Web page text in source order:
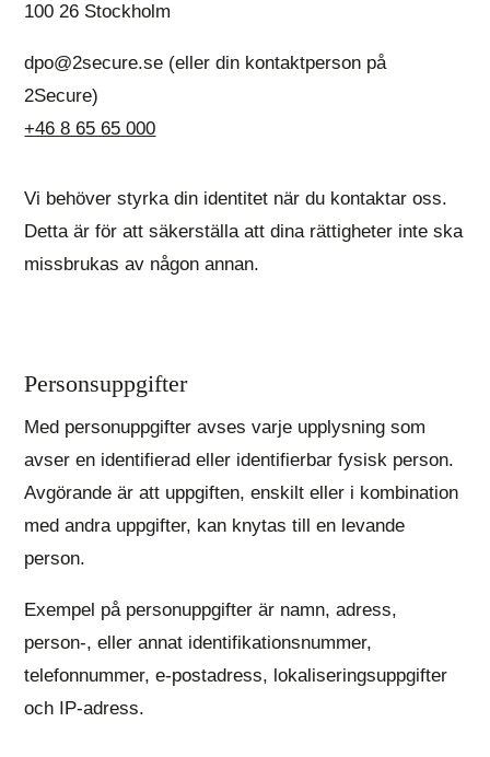
100 26 Stockholm
dpo@2secure.se (eller din kontaktperson på
2Secure)
+46 8 65 65 000
Vi behöver styrka din identitet när du kontaktar oss.
Detta är för att säkerställa att dina rättigheter inte ska
missbrukas av någon annan.
Personsuppgifter
Med personuppgifter avses varje upplysning som
avser en identifierad eller identifierbar fysisk person.
Avgörande är att uppgiften, enskilt eller i kombination
med andra uppgifter, kan knytas till en levande
person.
Exempel på personuppgifter är namn, adress,
person-, eller annat identifikationsnummer,
telefonnummer, e-postadress, lokaliseringsuppgifter
och IP-adress.